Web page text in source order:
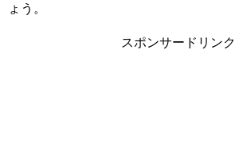
ょう。
スポンサードリンク